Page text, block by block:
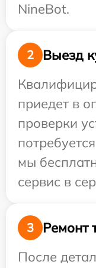
NineBot.
2
Выезд
приедет в
проверки
мы
сервис в
3
Ремонт
После